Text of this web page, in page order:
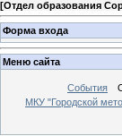
[Отдел образования
Форма входа
Меню сайта
События
МКУ "Городской